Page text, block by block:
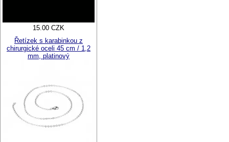
15.00 CZK
Řetízek s karabinkou z
chirurgické oceli 45 cm / 1,2
mm, platinový